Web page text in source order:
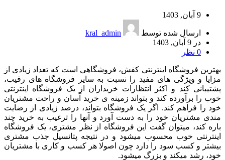
9 آبان, 1403
ارسال شده توسط
kral_admin
در 9 آبان, 1403
0 نظر
بهترین فروشگاه اینترنتی کفش، فروشگاهی است که تعداد زیادی از
مزایا و ویژگی های مفید را نسبت به سایر فروشگاه های رقیب،
پشتیبانی کند و اکثر انتظارات خریداران از یک فروشگاه اینترنتی
خوب را برآورده کند و بتواند زمینه ی خرید آسان و راحت مشتریان
خود را فراهم کند. اگر یک فروشگاه بتواند، درصد زیادی از رضایت
مندی مشتریان خود را به دست آورد و آنها را ترغیب به خرید چند
باره کند، میتوان گفت این فروشگاه از نظر مشتری، یک فروشگاه
اینترنتی خوب محسوب میشود و در نتیجه پتانسیل جذب مشتری
بیشتر و کسب سود را دارد چون اصولا هر کسب و کاری با مشتریان
خود، رشد میکند و بزرگ میشود.